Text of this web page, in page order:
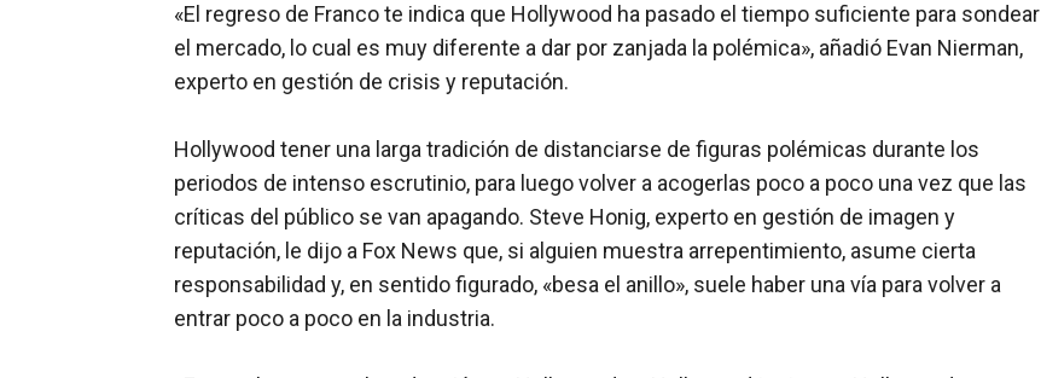
«El regreso de Franco te indica que Hollywood ha pasado el tiempo suficiente para sondear
el mercado, lo cual es muy diferente a dar por zanjada la polémica», añadió Evan Nierman,
experto en gestión de crisis y reputación.
Hollywood tener una larga tradición de distanciarse de figuras polémicas durante los
periodos de intenso escrutinio, para luego volver a acogerlas poco a poco una vez que las
críticas del público se van apagando. Steve Honig, experto en gestión de imagen y
reputación, le dijo a Fox News que, si alguien muestra arrepentimiento, asume cierta
responsabilidad y, en sentido figurado, «besa el anillo», suele haber una vía para volver a
entrar poco a poco en la industria.